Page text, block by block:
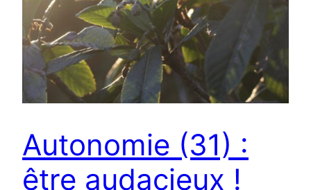
Autonomie (31) :
être audacieux !